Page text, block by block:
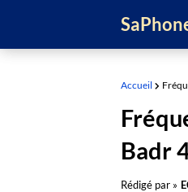
Accueil
Badr
Rédigé par »